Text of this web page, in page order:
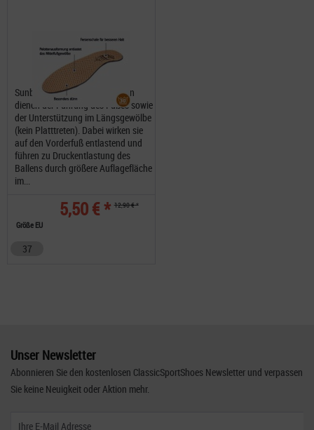
Sunbed Elegance Einlegesohlen
dienen der Führung des Fußes sowie
der Unterstützung im Längsgewölbe
(kein Platttreten). Dabei wirken sie
auf den Vorderfuß entlastend und
führen zu Druckentlastung des
Ballens durch größere Auflagefläche
im...
5,50 € * 12,90 € *
Größe EU
37
Unser Newsletter
Abonnieren Sie den kostenlosen ClassicSportShoes Newsletter und verpassen
Sie keine Neuigkeit oder Aktion mehr.